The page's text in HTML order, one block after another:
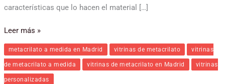
características que lo hacen el material […]
Leer más »
metacrilato a medida en Madrid vitrinas de metacrilato vitrinas
de metacrilato a medida vitrinas de metacrilato en Madrid vitrinas
personalizadas